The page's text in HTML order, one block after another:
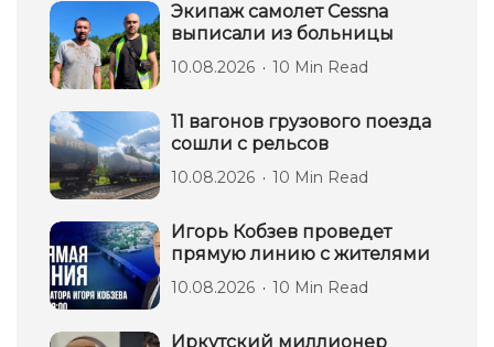
Экипаж самолет Сessna
выписали из больницы
10.08.2026 10 Min Read
11 вагонов грузового поезда
сошли с рельсов
10.08.2026 10 Min Read
Игорь Кобзев проведет
прямую линию с жителями
10.08.2026 10 Min Read
Иркутский миллионер